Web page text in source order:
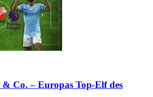
Co. – Europas Top-Elf des